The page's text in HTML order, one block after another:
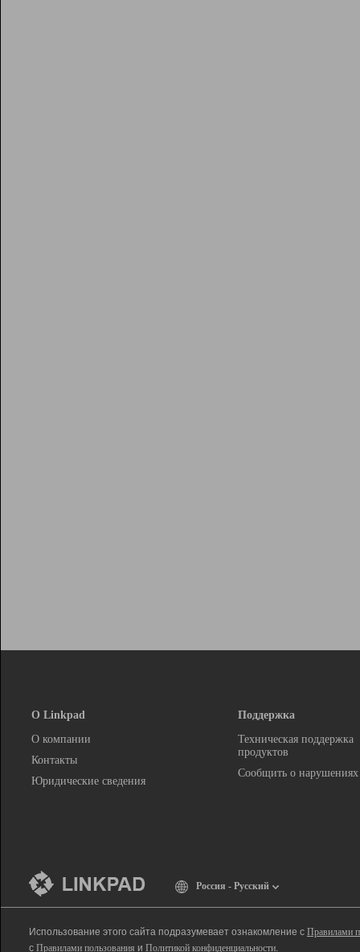
О Linkpad
О компании
Контакты
Юридические сведения
Поддержка
Техническая поддержка
продуктов
Сообщить о нарушениях
Россия - Русский
Использование этого сайта подразумевает ознакомление с Правилами
с Правилами пользования и Политикой конфиденциальности.